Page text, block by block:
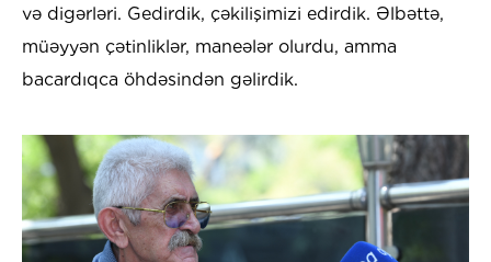
və digərləri. Gedirdik, çəkilişimizi edirdik. Əlbəttə,
müəyyən çətinliklər, maneələr olurdu, amma
bacardıqca öhdəsindən gəlirdik.